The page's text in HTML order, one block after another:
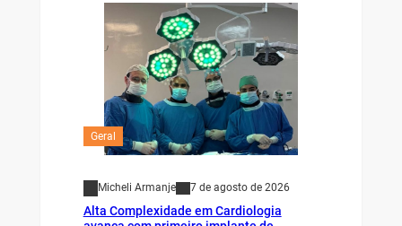
Geral
Micheli Armanje 7 de agosto de 2026
Alta Complexidade em Cardiologia